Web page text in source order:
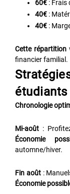
60€ : Frais
40€ :
40€ :
Cette répartition
financier familial.
étudiants
Chronologie
Mi-août :
Économie
automne/hiver.
Fin août:
Économie